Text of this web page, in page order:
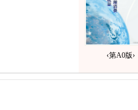
‹第A0版›